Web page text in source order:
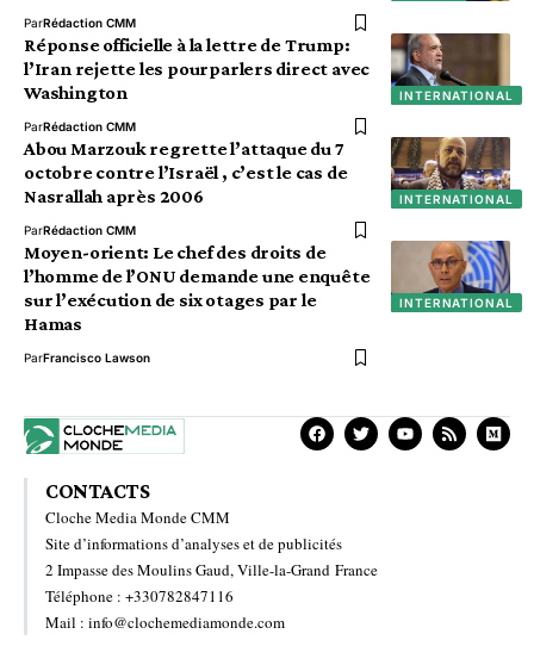
ParRédaction CMM
INTERNATIONAL
Réponse officielle à la lettre de Trump:
l’Iran rejette les pourparlers direct avec
Washington
ParRédaction CMM
INTERNATIONAL
Abou Marzouk regrette l’attaque du 7
octobre contre l’Israël , c’est le cas de
Nasrallah après 2006
ParRédaction CMM
INTERNATIONAL
Moyen-orient: Le chef des droits de
l’homme de l’ONU demande une enquête
sur l’exécution de six otages par le
Hamas
ParFrancisco Lawson
CONTACTS
Cloche Media Monde CMM
Site d’informations d’analyses et de publicités
2 Impasse des Moulins Gaud, Ville-la-Grand France
Téléphone : +330782847116
Mail : info@clochemediamonde.com